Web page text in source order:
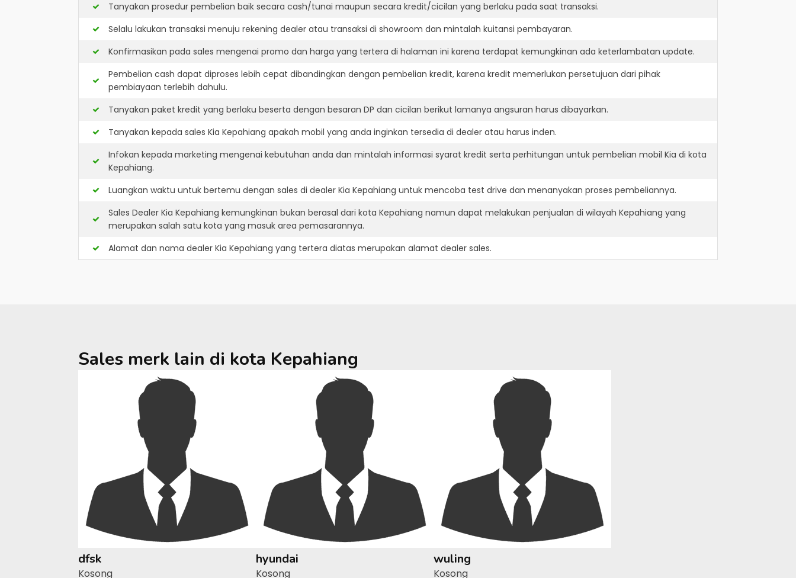
Tanyakan prosedur pembelian baik secara cash/tunai maupun secara kredit/cicilan yang berlaku pada saat transaksi.
Selalu lakukan transaksi menuju rekening dealer atau transaksi di showroom dan mintalah kuitansi pembayaran.
Konfirmasikan pada sales mengenai promo dan harga yang tertera di halaman ini karena terdapat kemungkinan ada keterlambatan update.
Pembelian cash dapat diproses lebih cepat dibandingkan dengan pembelian kredit, karena kredit memerlukan persetujuan dari pihak
pembiayaan terlebih dahulu.
Tanyakan paket kredit yang berlaku beserta dengan besaran DP dan cicilan berikut lamanya angsuran harus dibayarkan.
Tanyakan kepada sales Kia Kepahiang apakah mobil yang anda inginkan tersedia di dealer atau harus inden.
Infokan kepada marketing mengenai kebutuhan anda dan mintalah informasi syarat kredit serta perhitungan untuk pembelian mobil Kia di kota
Kepahiang.
Luangkan waktu untuk bertemu dengan sales di dealer Kia Kepahiang untuk mencoba test drive dan menanyakan proses pembeliannya.
Sales Dealer Kia Kepahiang kemungkinan bukan berasal dari kota Kepahiang namun dapat melakukan penjualan di wilayah Kepahiang yang
merupakan salah satu kota yang masuk area pemasarannya.
Alamat dan nama dealer Kia Kepahiang yang tertera diatas merupakan alamat dealer sales.
Sales merk lain di kota Kepahiang
dfsk
Kosong
hyundai
Kosong
wuling
Kosong